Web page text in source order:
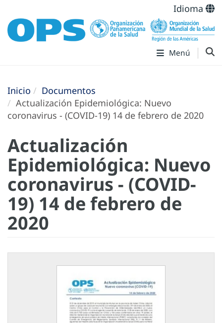
Idioma
Menú
Inicio
Documentos
Actualización Epidemiológica: Nuevo
coronavirus - (COVID-19) 14 de febrero de 2020
Actualización
Epidemiológica: Nuevo
coronavirus - (COVID-
19) 14 de febrero de
2020